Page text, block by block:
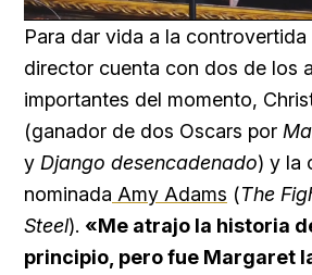
Unmute Loaded
59.22%
Para dar vida a la controvertida
director cuenta con dos de los
importantes del momento,
(ganador de dos Oscars por
y Django desencadenado) y la
nominada Amy Adams (The
Steel). «Me atrajo la historia
principio, pero fue Margaret